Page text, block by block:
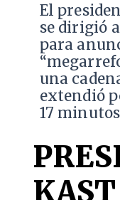
El
se dirigió
para
una
extendió
17